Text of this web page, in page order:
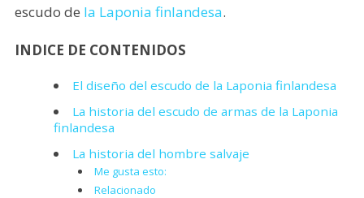
escudo de la Laponia finlandesa.
INDICE DE CONTENIDOS
El diseño del escudo de la Laponia finlandesa
La historia del escudo de armas de la Laponia
finlandesa
La historia del hombre salvaje
Me gusta esto:
Relacionado